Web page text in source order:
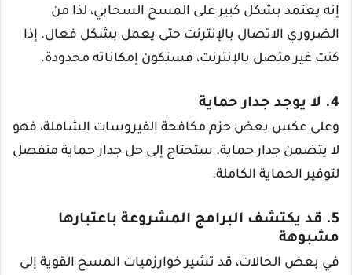
إنه يعتمد بشكل كبير على المسح السحابي، لذا من
الضروري الاتصال بالإنترنت حتى يعمل بشكل فعال. إذا
كنت غير متصل بالإنترنت، فستكون إمكاناته محدودة.
4. لا يوجد جدار حماية
وعلى عكس بعض حزم مكافحة الفيروسات الشاملة، فهو
لا يتضمن جدار حماية. ستحتاج إلى حل جدار حماية منفصل
لتوفير الحماية الكاملة.
5. قد يكتشف البرامج المشروعة باعتبارها
مشبوهة
في بعض الحالات، قد تشير خوارزميات المسح القوية إلى